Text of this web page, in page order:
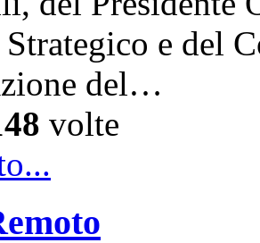
e del
del…
volte